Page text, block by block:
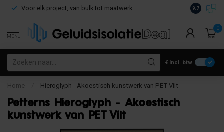
Voor elk project, van bulk tot maatwerk Gratis
9.7
MENU
0
€ Incl. btw
Home Hieroglyph - Akoestisch kunstwerk van PET Vilt
Petterns Hieroglyph - Akoestisch
kunstwerk van PET Vilt